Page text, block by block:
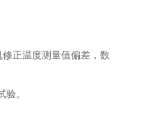
正温度测量值偏差，数
。